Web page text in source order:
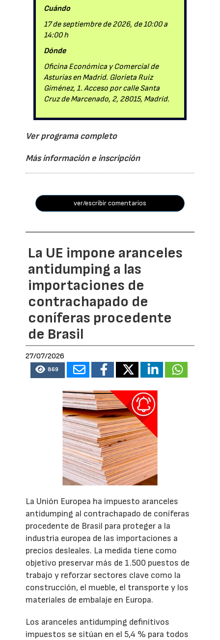
Cuándo
17 de septiembre de 2026, de 10:00 a
14:00 h
Dónde
Oficina Económica y Comercial de
Asturias en Madrid. Glorieta Ruiz
Giménez, 1. Acceso por calle Santa
Cruz de Marcenado, 2, 28015, Madrid.
Ver programa completo
Más información e inscripción
ver/escribir comentarios
La UE impone aranceles
antidumping a las
importaciones de
contrachapado de
coníferas procedente
de Brasil
27/07/2026
869
La Unión Europea ha impuesto aranceles
antidumping al contrachapado de coníferas
procedente de Brasil para proteger a la
industria europea de las importaciones a
precios desleales. La medida tiene como
objetivo preservar más de 1.500 puestos de
trabajo y reforzar sectores clave como la
construcción, el mueble, el transporte y los
materiales de embalaje en Europa.
Los aranceles antidumping definitivos
impuestos se sitúan en el 5,4 % para todos